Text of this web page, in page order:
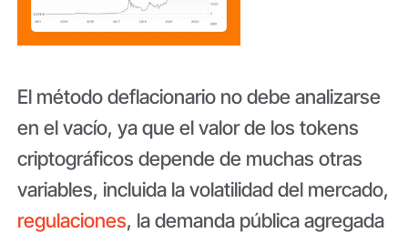
El método deflacionario no debe analizarse
en el vacío, ya que el valor de los tokens
criptográficos depende de muchas otras
variables, incluida la volatilidad del mercado,
regulaciones, la demanda pública agregada